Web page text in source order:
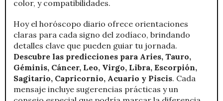
color, y compatibilidades.
Hoy el horóscopo diario ofrece orientaciones
claras para cada signo del zodíaco, brindando
detalles clave que pueden guiar tu jornada.
Descubre las predicciones para Aries, Tauro,
Géminis, Cáncer, Leo, Virgo, Libra, Escorpión,
Sagitario, Capricornio, Acuario y Piscis. Cada
mensaje incluye sugerencias prácticas y un